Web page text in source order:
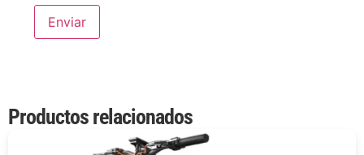
Productos relacionados